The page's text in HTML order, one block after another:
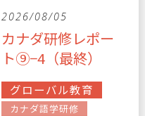
2026/08/05
カナダ研修レポー
ト⑨−4（最終）
グローバル教育
カナダ語学研修